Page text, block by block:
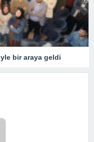
bir araya geldi